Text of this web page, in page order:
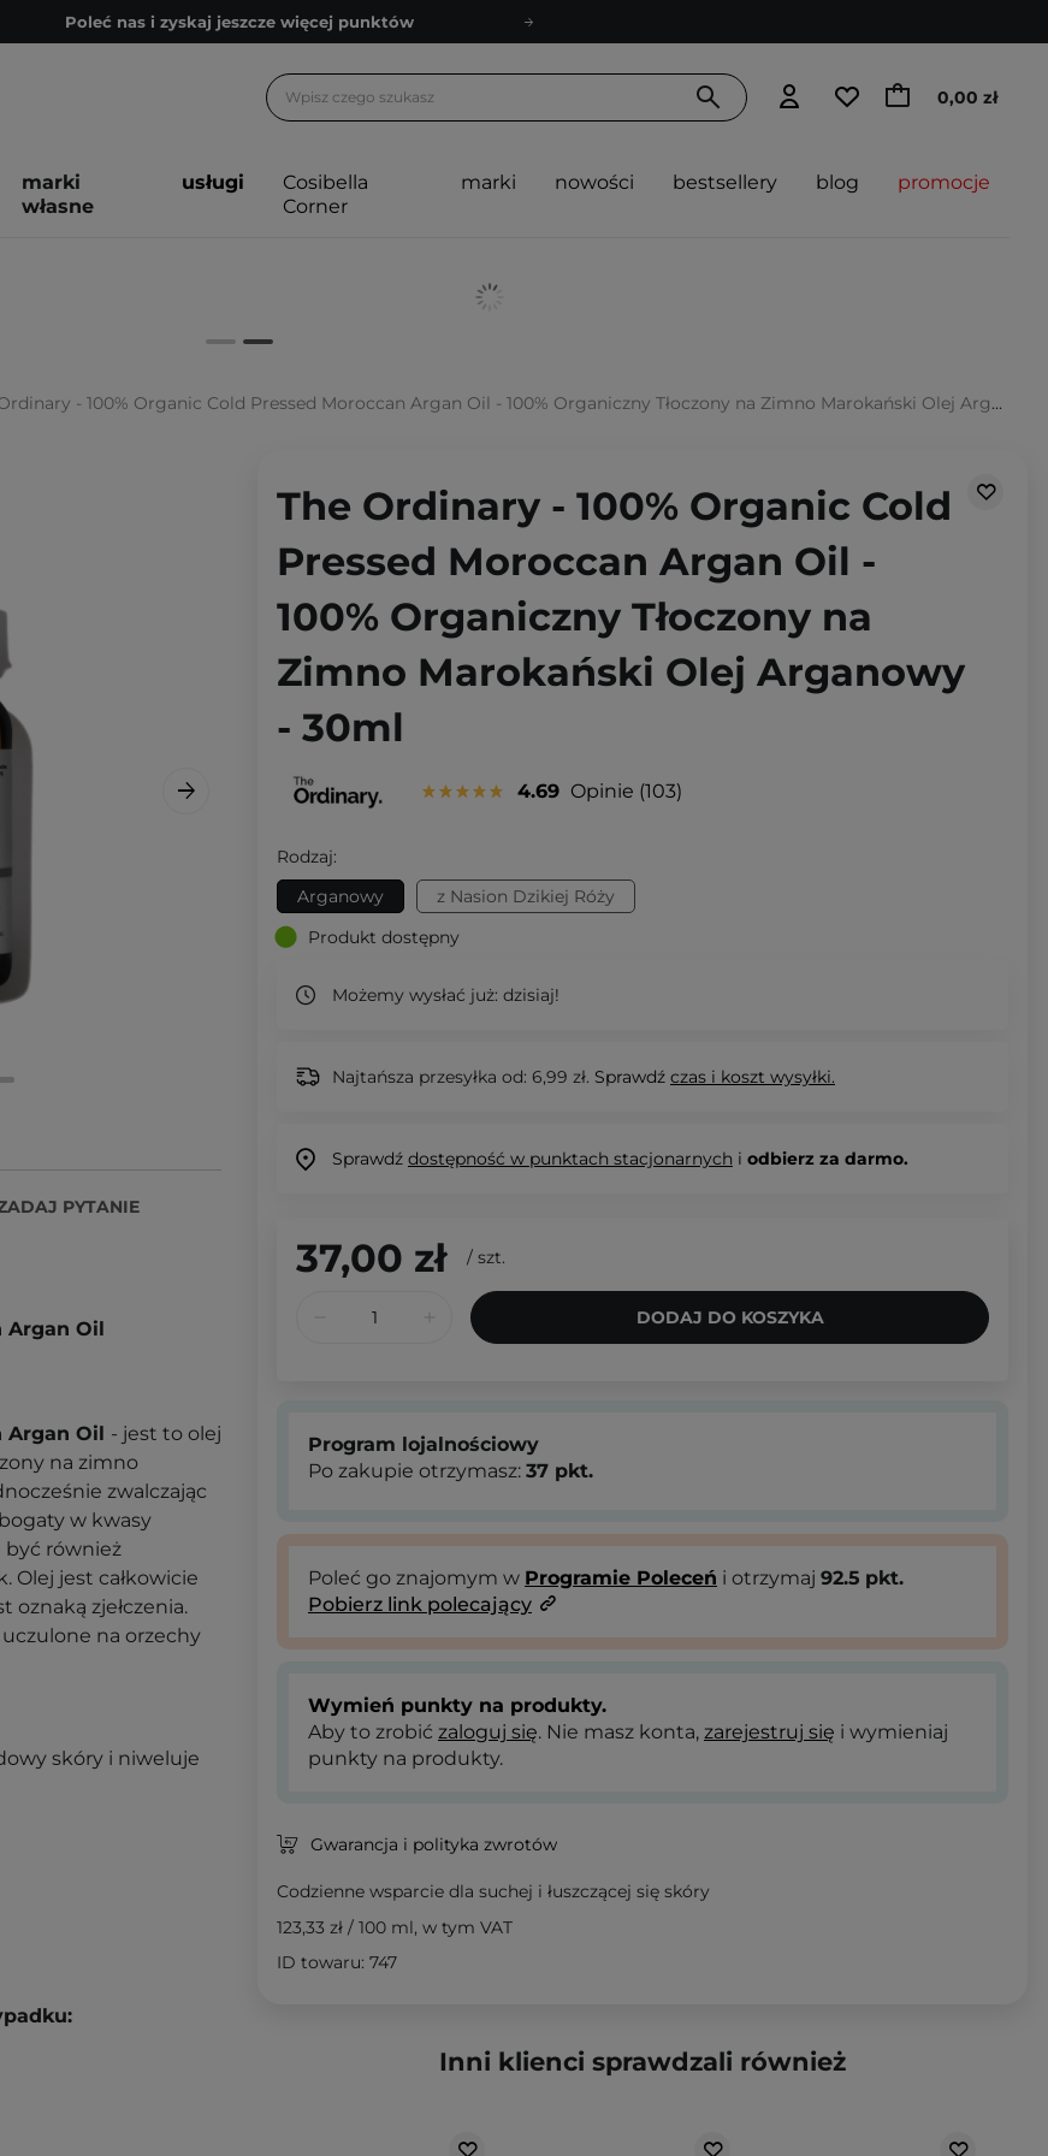
Poleć nas i zyskaj jeszcze więcej punktów
Bezpłatne konsultacje kosmetologiczne
Poleć nas i zyskaj jeszcze więcej punktów
0,00 zł
marki
własne
usługi
Cosibella
Corner
marki nowości bestsellery blog promocje
- 100% Organic Cold Pressed Moroccan Argan Oil - 100% Organiczny Tłoczony na Zimno Marokański Olej Arganowy - 30ml
PYTANIE
Argan Oil
Argan Oil - jest to olej
na zimno
zwalczając
w kwasy
być również
Olej jest całkowicie
zjełczenia.
na orzechy
skóry i niweluje
The Ordinary - 100% Organic Cold
Pressed Moroccan Argan Oil -
100% Organiczny Tłoczony na
Zimno Marokański Olej Arganowy
- 30ml
4.69 Opinie 103
Rodzaj:
Arganowy
z Nasion Dzikiej Róży
Produkt dostępny
Możemy wysłać już: dzisiaj!
Najtańsza przesyłka od: 6,99 zł. Sprawdź czas i koszt wysyłki.
Sprawdź dostępność w punktach stacjonarnych i odbierz za darmo.
37,00 zł / szt.
DODAJ DO KOSZYKA
Program lojalnościowy
Po zakupie otrzymasz: 37 pkt.
Poleć go znajomym w Programie Poleceń i otrzymaj 92.5 pkt.
Pobierz link polecający
Wymień punkty na produkty.
Aby to zrobić zaloguj się. Nie masz konta, zarejestruj się i wymieniaj
punkty na produkty.
Gwarancja i polityka zwrotów
Codzienne wsparcie dla suchej i łuszczącej się skóry
123,33 zł / 100 ml, w tym VAT
ID towaru: 747
Inni klienci sprawdzali również